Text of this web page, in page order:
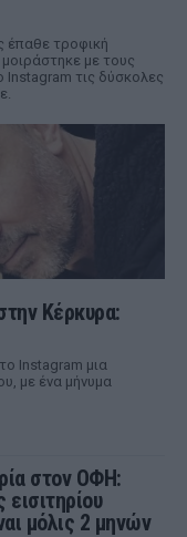
έπαθε τροφική
με τους
τις δύσκολες
Κέρκυρα:
Instagram μια
με ένα μήνυμα
στον ΟΦΗ:
μόλις 2 μηνών